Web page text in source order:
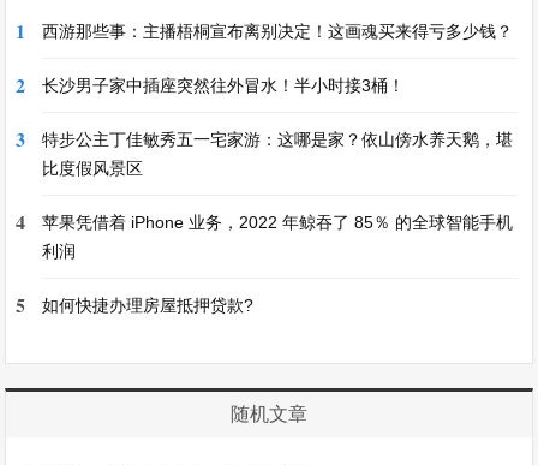
1 西游那些事：主播梧桐宣布离别决定！这画魂买来得亏多少钱？
2 长沙男子家中插座突然往外冒水！半小时接3桶！
3
特步公主丁佳敏秀五一宅家游：这哪是家？依山傍水养天鹅，堪
比度假风景区
4
苹果凭借着 iPhone 业务，2022 年鲸吞了 85％ 的全球智能手机
利润
5 如何快捷办理房屋抵押贷款?
随机文章